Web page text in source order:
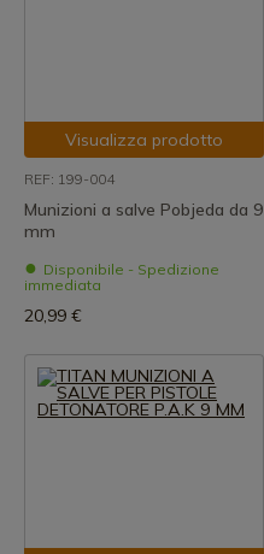
Visualizza prodotto
REF: 199-004
Munizioni a salve Pobjeda da 9
mm
Disponibile - Spedizione
immediata
20,99 €